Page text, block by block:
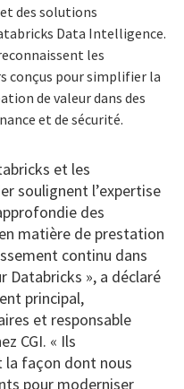
des solutions
Data Intelligence.
les
conçus pour simplifier la
de valeur dans des
et de sécurité.
et les
soulignent l’expertise
des
matière de prestation
continu dans
Databricks », a déclaré
principal,
et responsable
CGI. « Ils
la façon dont nous
pour moderniser